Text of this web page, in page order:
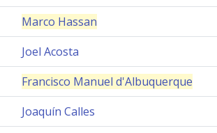
Marco Hassan
Joel Acosta
Francisco Manuel d'Albuquerque
Joaquín Calles